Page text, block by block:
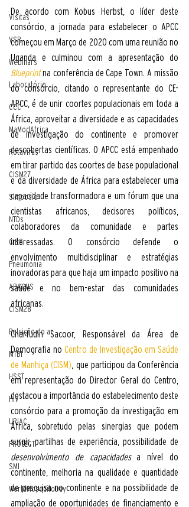
Visitas
VSR
Webinars
Laboratório
CCC
MaModAfrica
Rotavirus
CISM27
Simposio
NTDs
CIBS
Pneumonia
ABACUS
CISM28
Poluição do ar
MTBI
HSST
HIV
URIAC
PROTECT
SMI
WorldMosquitoDay
De acordo com Kobus Herbst, o líder deste
consórcio, a jornada para estabelecer o APCC
começou em Março de 2020 com uma reunião no
Uganda e culminou com a apresentação do
Blueprintna conferência de Cape Town. A missão
do consórcio, citando o representante do CE-
APCC, é de unir coortes populacionais em toda a
África, aproveitar a diversidade e as capacidades
de investigação do continente e promover
descobertas científicas. O APCC está empenhado
em tirar partido das coortes de base populacional
e da diversidade de África para estabelecer uma
capacidade transformadora e um fórum que una
cientistas africanos, decisores políticos,
colaboradores da comunidade e partes
interessadas. O consórcio defende o
envolvimento multidisciplinar e estratégias
inovadoras para que haja um impacto positivo na
saúde e no bem-estar das comunidades
africanas.
Charfudin Sacoor, Responsável da Área de
Demografia no Centro de Investigação em Saúde
de Manhiça (CISM) , que participou da Conferência
em representação do Director Geral do Centro,
destacou a importância do estabelecimento deste
consórcio para a promoção da investigação em
África, sobretudo pelas sinergias que podem
desenvolvimento de capacidades a nível do
continente, melhoria na qualidade e quantidade
de pesquisa no continente e na possibilidade de
ampliação de oportunidades de financiamento e